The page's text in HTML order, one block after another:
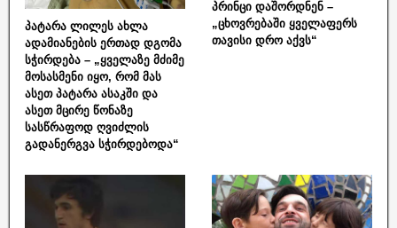
პატარა ლილეს ახლა
ადამიანების ერთად დგომა
სჭირდება – „ყველაზე მძიმე
მოსასმენი იყო, რომ მას
ასეთ პატარა ასაკში და
ასეთ მცირე წონაზე
სასწრაფოდ ღვიძლის
გადანერგვა სჭირდებოდა“
პრინცი დაშორდნენ –
„ცხოვრებაში ყველაფერს
თავისი დრო აქვს“